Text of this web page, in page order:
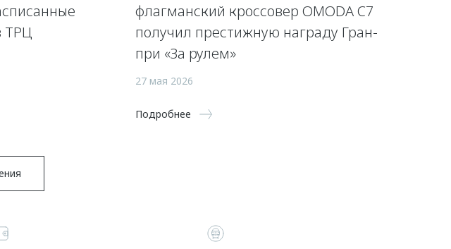
ТРЦ
флагманский кроссовер OMODA C7
получил престижную награду Гран-
при «За рулем»
27 мая 2026
Подробнее